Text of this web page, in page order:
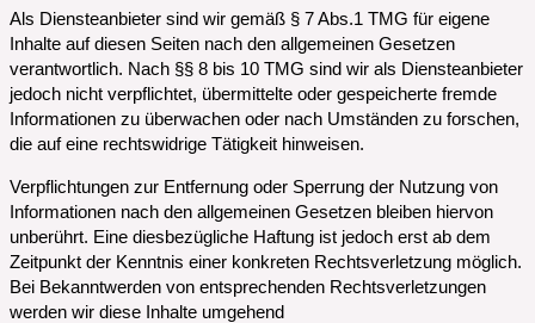
Als Diensteanbieter sind wir gemäß § 7 Abs.1 TMG für eigene
Inhalte auf diesen Seiten nach den allgemeinen Gesetzen
verantwortlich. Nach §§ 8 bis 10 TMG sind wir als Diensteanbieter
jedoch nicht verpflichtet, übermittelte oder gespeicherte fremde
Informationen zu überwachen oder nach Umständen zu forschen,
die auf eine rechtswidrige Tätigkeit hinweisen.
Verpflichtungen zur Entfernung oder Sperrung der Nutzung von
Informationen nach den allgemeinen Gesetzen bleiben hiervon
unberührt. Eine diesbezügliche Haftung ist jedoch erst ab dem
Zeitpunkt der Kenntnis einer konkreten Rechtsverletzung möglich.
Bei Bekanntwerden von entsprechenden Rechtsverletzungen
werden wir diese Inhalte umgehend